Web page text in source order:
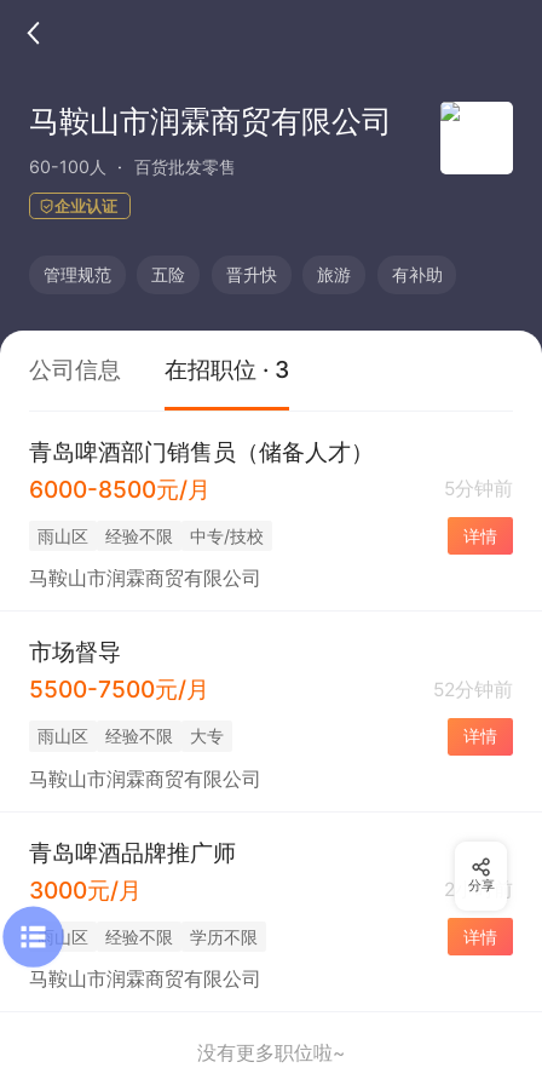
马鞍山市润霖商贸有限公司
60-100人 百货批发零售
企业认证
管理规范 五险 晋升快 旅游 有补助
公司信息 在招职位 · 3
青岛啤酒部门销售员（储备人才）
6000-8500元/月
5分钟前
雨山区 经验不限 中专/技校 详情
马鞍山市润霖商贸有限公司
市场督导
5500-7500元/月
52分钟前
雨山区 经验不限 大专 详情
马鞍山市润霖商贸有限公司
青岛啤酒品牌推广师
3000元/月
2小时前
雨山区 经验不限 学历不限 详情
马鞍山市润霖商贸有限公司
没有更多职位啦~
分享